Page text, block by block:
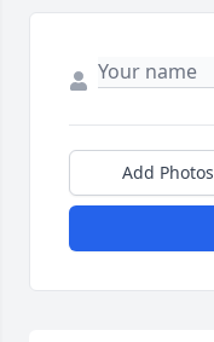
Add Photos